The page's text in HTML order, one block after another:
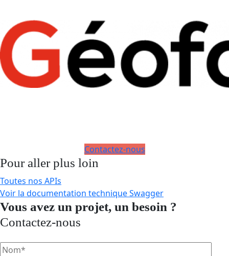
Contactez-nous
Pour aller plus loin
Toutes nos APIs
Voir la documentation technique Swagger
Vous avez un projet, un besoin ?
Contactez-nous